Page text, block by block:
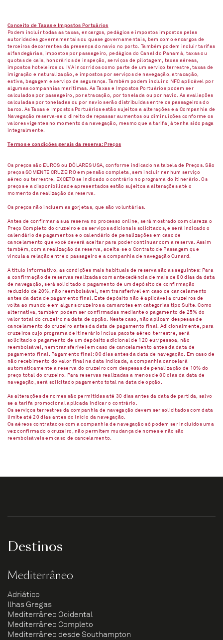
Conceito de Taxas e Impostos Portuários
Podem incluir todas as taxas, encargos, pedágios e impostos impostos pelas
autoridades governamentais ou quase governamentais, bem como encargos de
terceiros decorrentes da presença do navio no porto. Também podem incluir tarifas
alfandegárias, impostos por passageiro, pedágios do Canal do Panamá, taxas ou
quotas de cais, honorários de inspeção, serviços de pilotagem, taxas aéreas,
impostos hoteleiros ou IVA incorridos como parte de um serviço terrestre, taxas de
imigração e naturalização, e impostos por serviços de navegação, atracação,
estiva, bagagem e serviço de segurança. Também podem incluir o NFC aplicável por
algumas companhias marítimas. As Taxas e Impostos Portuários podem ser
calculados por passageiro, por atracação, por tonelada ou por navio. As avaliações
calculadas por toneladas ou por navio serão distribuídas entre os passageiros do
barco. As Taxas e Impostos Portuários estão sujeitos a alterações e a Companhia de
Navegação reserva-se o direito de repassar aumentos ou diminuições conforme os
valores vigentes no momento da navegação, mesmo que a tarifa já tenha sido paga
integralmente.
Termos e condições gerais da reserva: Preços
Os preços são EUROS ou DÓLARES USA, conforme indicado na tabela de Preços. São
preços SOMENTE CRUZEIRO em pensão completa, sem incluir nenhum serviço
aéreo ou terrestre, EXCETO se indicado o contrário no programa do itinerário. Os
preços e a disponibilidade apresentados estão sujeitos a alterações até o
momento da realização da reserva.
Os preços não incluem as gorjetas, que são voluntárias.
Antes de confirmar a sua reserva no processo online, será mostrado com clareza o
Preço Completo do cruzeiro e os serviços adicionais solicitados, e será indicado o
calendário de pagamentos e o calendário de penalizações em caso de
cancelamento que você deverá aceitar para poder continuar com a reserva. Assim
também, com a realização da reserva, aceita-se o Contrato de Passagem que
vincula a relação entre o passageiro e a companhia de navegação Cunard.
A título informativo, as condições mais habituais de reserva são as seguintes: Para
a confirmação de reservas realizadas com antecedência de mais de 80 dias da data
de navegação, será solicitado o pagamento de um depósito de confirmação
reduzido de 20%, não reembolsável, nem transferível em caso de cancelamento
antes da data de pagamento final. Este depósito não é aplicável a cruzeiros de
volta ao mundo e em alguns cruzeiros a camarotes em categorias tipo Suíte. Como
alternativa, também podem ser confirmadas mediante o pagamento de 25% do
valor total do cruzeiro na data de opção. Neste caso, não aplicam despesas de
cancelamento do cruzeiro antes da data de pagamento final. Adicionalmente, para
cruzeiros cujo programa de itinerário inclua pacote aéreo-terrestre, será
solicitado o pagamento de um depósito adicional de 120 eur/pessoa, não
reembolsável, nem transferível em caso de cancelamento antes da data de
pagamento final. Pagamento final: 80 dias antes da data de navegação. Em caso de
não recebimento do valor final na data indicada, a companhia cancelará
automaticamente a reserva do cruzeiro com despesas de penalização de 10% do
preço total do cruzeiro. Para reservas realizadas a menos de 80 dias da data de
navegação, será solicitado pagamento total na data de opção.
As alterações de nomes são permitidas até 30 dias antes da data de partida, salvo
se a tarifa promocional aplicada indicar o contrário.
Os serviços terrestres da companhia de navegação devem ser solicitados com data
limite até 20 dias antes do início da navegação.
Os aéreos contratados com a companhia de navegação só podem ser incluídos uma
vez confirmado o cruzeiro, não permitem mudança de nomes e não são
reembolsáveis em caso de cancelamento.​
Destinos
Mediterrâneo
Adriático
Ilhas Gregas
Mediterrâneo Ocidental
Mediterrâneo Completo
Mediterrâneo desde Southampton